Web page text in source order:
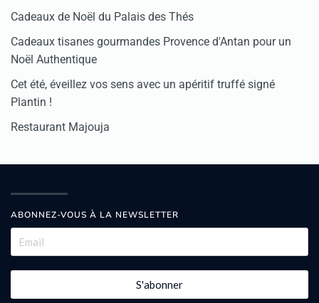
Cadeaux de Noël du Palais des Thés
Cadeaux tisanes gourmandes Provence d'Antan pour un
Noël Authentique
Cet été, éveillez vos sens avec un apéritif truffé signé
Plantin !
Restaurant Majouja
ABONNEZ-VOUS À LA NEWSLETTER
S'abonner